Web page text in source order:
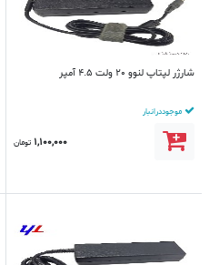
شارژر لپتاپ لنوو 20 ولت 4.5 آمپر
موجود در انبار
1,100,000 تومان